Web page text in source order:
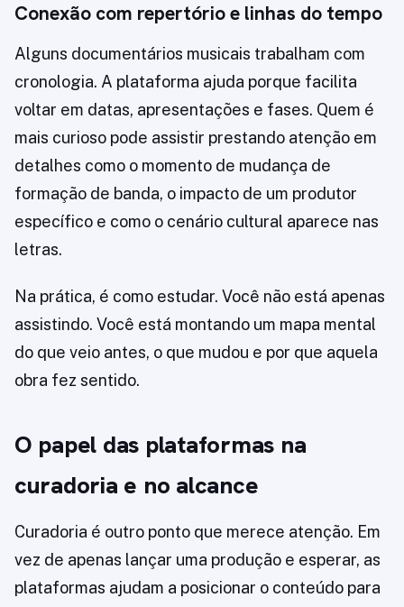
Conexão com repertório e linhas do tempo
Alguns documentários musicais trabalham com
cronologia. A plataforma ajuda porque facilita
voltar em datas, apresentações e fases. Quem é
mais curioso pode assistir prestando atenção em
detalhes como o momento de mudança de
formação de banda, o impacto de um produtor
específico e como o cenário cultural aparece nas
letras.
Na prática, é como estudar. Você não está apenas
assistindo. Você está montando um mapa mental
do que veio antes, o que mudou e por que aquela
obra fez sentido.
O papel das plataformas na
curadoria e no alcance
Curadoria é outro ponto que merece atenção. Em
vez de apenas lançar uma produção e esperar, as
plataformas ajudam a posicionar o conteúdo para